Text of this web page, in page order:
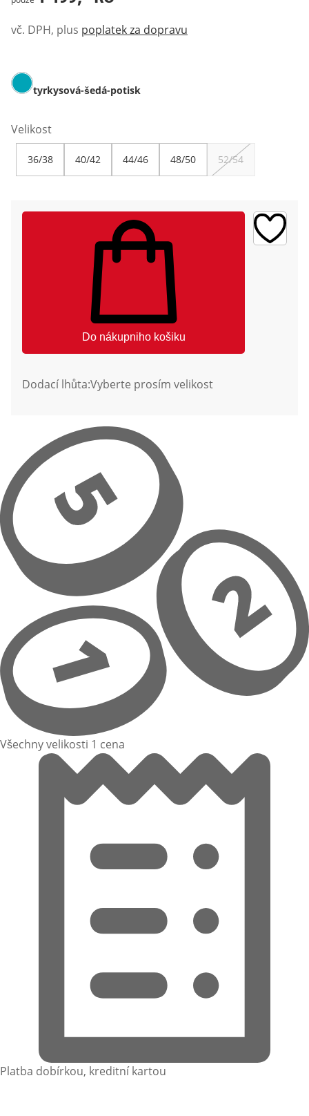
vč. DPH, plus poplatek za dopravu
tyrkysová-šedá-potisk
Velikost
36/38 40/42 44/46 48/50 52/54
Do nákupniho košiku
Dodací lhůta:Vyberte prosím velikost
Všechny velikosti 1 cena
Platba dobírkou, kreditní kartou